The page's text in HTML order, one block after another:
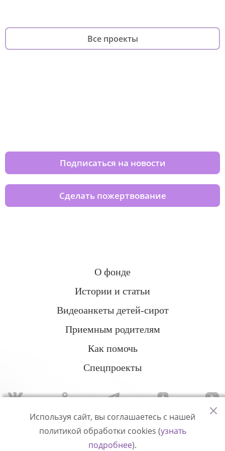
Все проекты
Подписаться на новости
Сделать пожертвование
О фонде
Истории и статьи
Видеоанкеты детей-сирот
Приемным родителям
Как помочь
Спецпроекты
Политика конфиденциальности
Используя сайт, вы соглашаетесь с нашей
политикой обработки cookies (узнать
подробнее).